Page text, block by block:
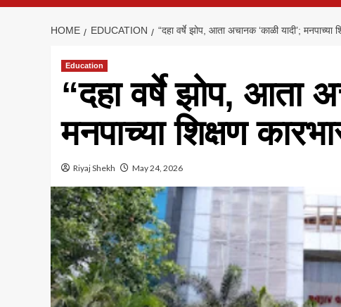
HOME EDUCATION “दहा वर्षे झोप, आता अचानक ‘काळी यादी’; मनपाच्या
Education
“दहा वर्षे झोप, आता
मनपाच्या शिक्षण
Riyaj Shekh May 24, 2026